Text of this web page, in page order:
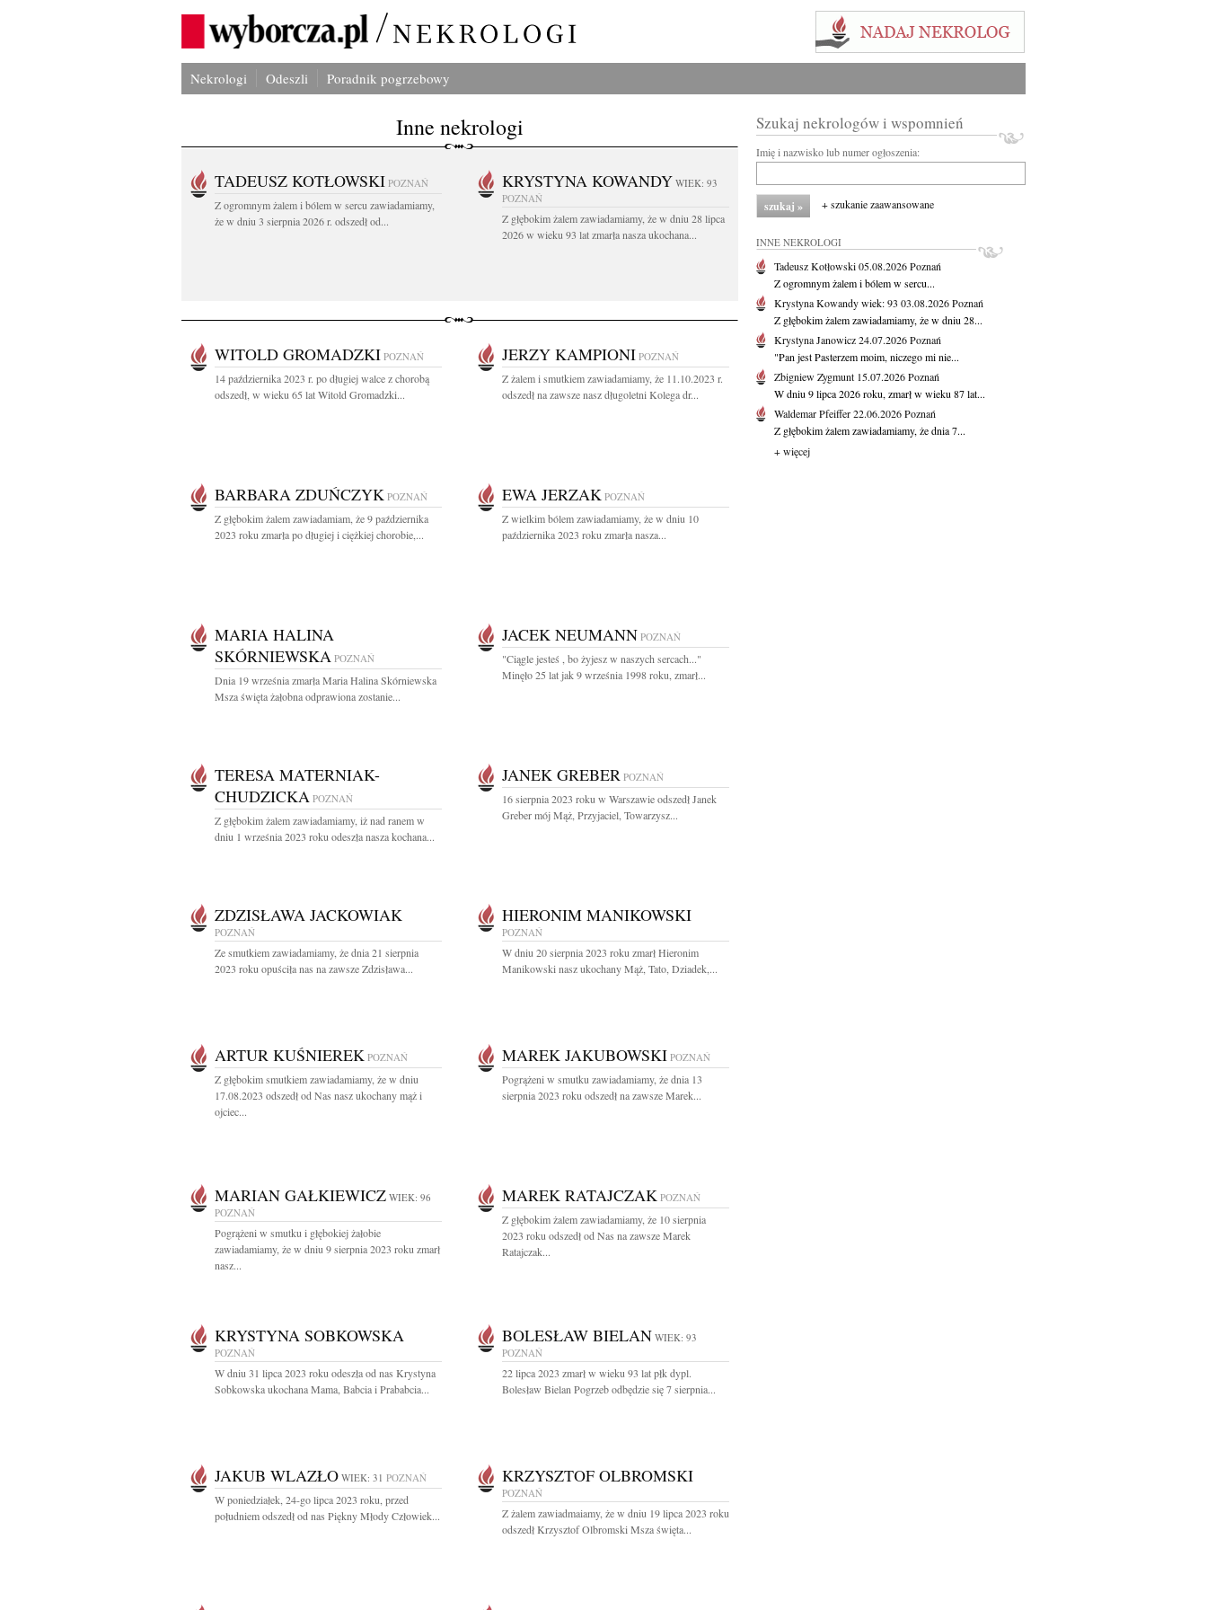
Nekrologi Odeszli Poradnik pogrzebowy
Inne nekrologi
TADEUSZ KOTŁOWSKI POZNAŃ
Z ogromnym żalem i bólem w sercu zawiadamiamy,
że w dniu 3 sierpnia 2026 r. odszedł od...
KRYSTYNA KOWANDY WIEK: 93
POZNAŃ
Z głębokim żalem zawiadamiamy, że w dniu 28 lipca
2026 w wieku 93 lat zmarła nasza ukochana...
WITOLD GROMADZKI POZNAŃ
14 października 2023 r. po długiej walce z chorobą
odszedł, w wieku 65 lat Witold Gromadzki...
JERZY KAMPIONI POZNAŃ
Z żalem i smutkiem zawiadamiamy, że 11.10.2023 r.
odszedł na zawsze nasz długoletni Kolega dr...
BARBARA ZDUŃCZYK POZNAŃ
Z głębokim żalem zawiadamiam, że 9 października
2023 roku zmarła po długiej i ciężkiej chorobie,...
EWA JERZAK POZNAŃ
Z wielkim bólem zawiadamiamy, że w dniu 10
października 2023 roku zmarła nasza...
MARIA HALINA
SKÓRNIEWSKA POZNAŃ
Dnia 19 września zmarła Maria Halina Skórniewska
Msza święta żałobna odprawiona zostanie...
JACEK NEUMANN POZNAŃ
"Ciągle jesteś , bo żyjesz w naszych sercach..."
Minęło 25 lat jak 9 września 1998 roku, zmarł...
TERESA MATERNIAK-
CHUDZICKA POZNAŃ
Z głębokim żalem zawiadamiamy, iż nad ranem w
dniu 1 września 2023 roku odeszła nasza kochana...
JANEK GREBER POZNAŃ
16 sierpnia 2023 roku w Warszawie odszedł Janek
Greber mój Mąż, Przyjaciel, Towarzysz...
ZDZISŁAWA JACKOWIAK
POZNAŃ
Ze smutkiem zawiadamiamy, że dnia 21 sierpnia
2023 roku opuściła nas na zawsze Zdzisława...
HIERONIM MANIKOWSKI
POZNAŃ
W dniu 20 sierpnia 2023 roku zmarł Hieronim
Manikowski nasz ukochany Mąż, Tato, Dziadek,...
ARTUR KUŚNIEREK POZNAŃ
Z głębokim smutkiem zawiadamiamy, że w dniu
17.08.2023 odszedł od Nas nasz ukochany mąż i
ojciec...
MAREK JAKUBOWSKI POZNAŃ
Pogrążeni w smutku zawiadamiamy, że dnia 13
sierpnia 2023 roku odszedł na zawsze Marek...
MARIAN GAŁKIEWICZ WIEK: 96
POZNAŃ
Pogrążeni w smutku i głębokiej żałobie
zawiadamiamy, że w dniu 9 sierpnia 2023 roku zmarł
nasz...
MAREK RATAJCZAK POZNAŃ
Z głębokim żalem zawiadamiamy, że 10 sierpnia
2023 roku odszedł od Nas na zawsze Marek
Ratajczak...
KRYSTYNA SOBKOWSKA
POZNAŃ
W dniu 31 lipca 2023 roku odeszła od nas Krystyna
Sobkowska ukochana Mama, Babcia i Prababcia...
BOLESŁAW BIELAN WIEK: 93
POZNAŃ
22 lipca 2023 zmarł w wieku 93 lat płk dypl.
Bolesław Bielan Pogrzeb odbędzie się 7 sierpnia...
JAKUB WLAZŁO WIEK: 31 POZNAŃ
W poniedziałek, 24-go lipca 2023 roku, przed
południem odszedł od nas Piękny Młody Człowiek...
KRZYSZTOF OLBROMSKI
POZNAŃ
Z żalem zawiadmaiamy, że w dniu 19 lipca 2023 roku
odszedł Krzysztof Olbromski Msza święta...
Szukaj nekrologów i wspomnień
Imię i nazwisko lub numer ogłoszenia:
+ szukanie zaawansowane
INNE NEKROLOGI
Tadeusz Kotłowski05.08.2026Poznań
Z ogromnym żalem i bólem w sercu...
Krystyna Kowandywiek: 93 03.08.2026Poznań
Z głębokim żalem zawiadamiamy, że w dniu 28...
Krystyna Janowicz24.07.2026Poznań
"Pan jest Pasterzem moim, niczego mi nie...
Zbigniew Zygmunt 15.07.2026Poznań
W dniu 9 lipca 2026 roku, zmarł w wieku 87 lat...
Waldemar Pfeiffer22.06.2026Poznań
Z głębokim żalem zawiadamiamy, że dnia 7...
+ więcej